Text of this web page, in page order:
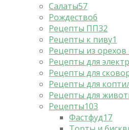
Салаты57
Рождество6
Рецепты ПП32
Рецепты к пиву1
Рецепты из орехов
Рецепты для
Рецепты для
Рецепты для
Рецепты для
Рецепты103
Фастфуд17